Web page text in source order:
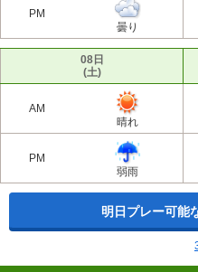
PM
曇り
08日
(土)
AM
晴れ
PM
弱雨
明日プレー可能